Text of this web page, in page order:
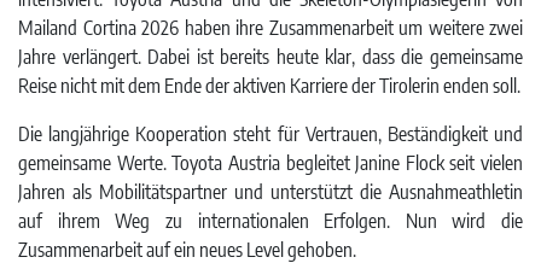
Mailand Cortina 2026 haben ihre Zusammenarbeit um weitere zwei
Jahre verlängert. Dabei ist bereits heute klar, dass die gemeinsame
Reise nicht mit dem Ende der aktiven Karriere der Tirolerin enden soll.
Die langjährige Kooperation steht für Vertrauen, Beständigkeit und
gemeinsame Werte. Toyota Austria begleitet Janine Flock seit vielen
Jahren als Mobilitätspartner und unterstützt die Ausnahmeathletin
auf ihrem Weg zu internationalen Erfolgen. Nun wird die
Zusammenarbeit auf ein neues Level gehoben.